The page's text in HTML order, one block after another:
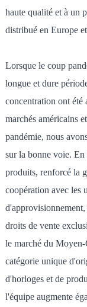
haute qualité et à un
distribué en Europe
Lorsque le coup
longue et dure
concentration ont été
marchés américains
pandémie, nous
sur la bonne voie.
produits, renforcé la
coopération avec les
droits de vente
le marché du Moyen-
catégorie unique
d'horloges et de
l'équipe augmente